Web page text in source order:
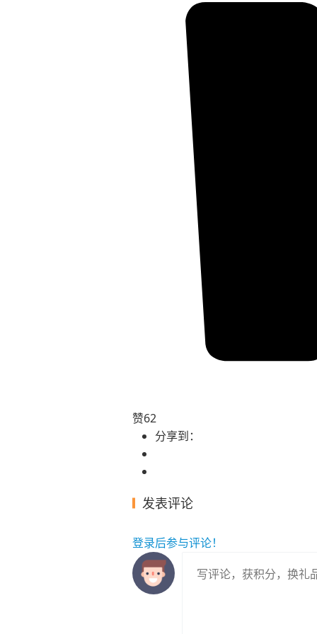
赞62
分享到：
发表评论
登录后参与评论！